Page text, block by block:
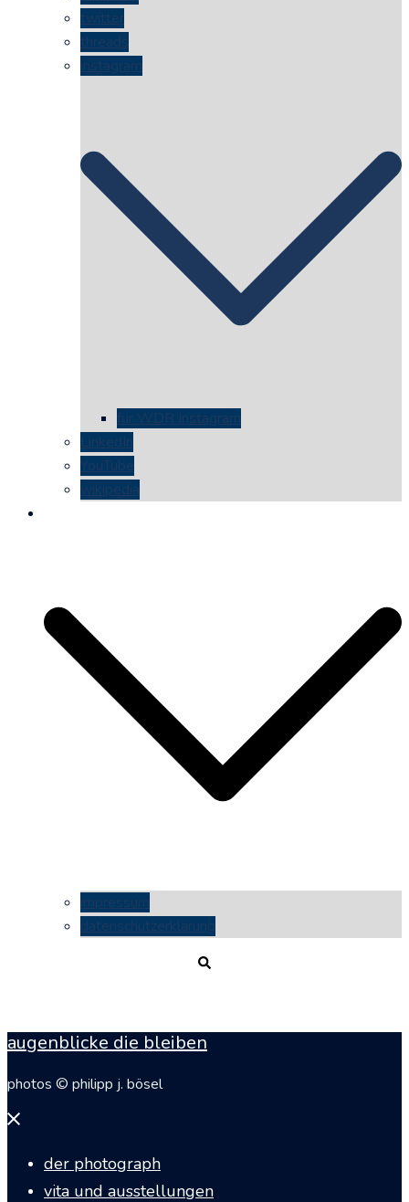
twitter
threads
instagram
für WDR Instagram
LinkedIn
YouTube
wikipedia
impressum
datenschutzerklärung
augenblicke die bleiben
photos © philipp j. bösel
Menü
der photograph
vita und ausstellungen